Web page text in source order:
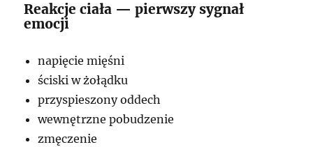
Reakcje ciała — pierwszy sygnał
emocji
napięcie mięśni
ściski w żołądku
przyspieszony oddech
wewnętrzne pobudzenie
zmęczenie